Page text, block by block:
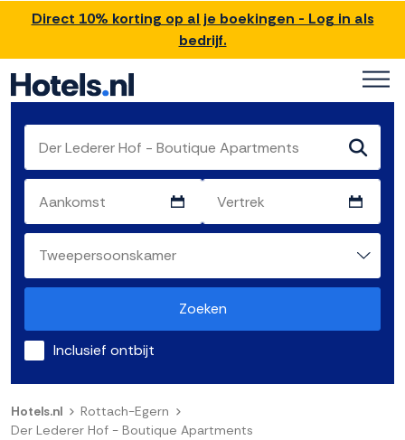
Direct 10% korting op al je boekingen - Log in als
bedrijf.
Zoeken
Inclusief ontbijt
Hotels.nl
Rottach-Egern
Der Lederer Hof - Boutique Apartments